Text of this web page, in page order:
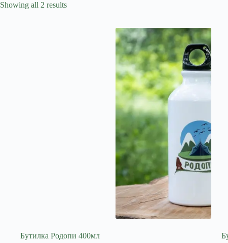
Showing all 2 results
Бутилка Родопи 400мл